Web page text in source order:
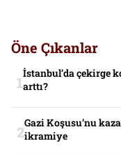
Öne Çıkanlar
İstanbul’da çekirge
arttı?
Gazi Koşusu’nu
ikramiye